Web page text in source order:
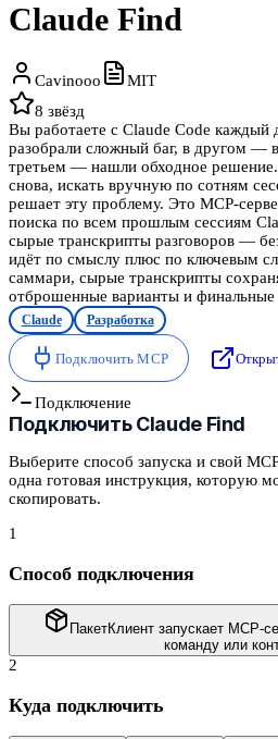
Claude Find
Cavinooo
MIT
8 звёзд
Вы работаете с Claude Code каждый
разобрали сложный баг, в другом —
третьем — нашли обходное решение.
снова, искать вручную по сотням
решает эту проблему. Это MCP-
поиска по всем прошлым сессиям
сырые транскрипты разговоров —
идёт по смыслу плюс по ключевым
саммари, сырые транскрипты
отброшенные варианты и
Claude Разработка
Подключить MCP
Подключение
ПодключитьClaude Find
Выберите способ запуска и свой
одна готовая инструкция, которую
скопировать.
1
Способ подключения
ПакетКлиент запускает MCP-
команду или
2
Куда подключить